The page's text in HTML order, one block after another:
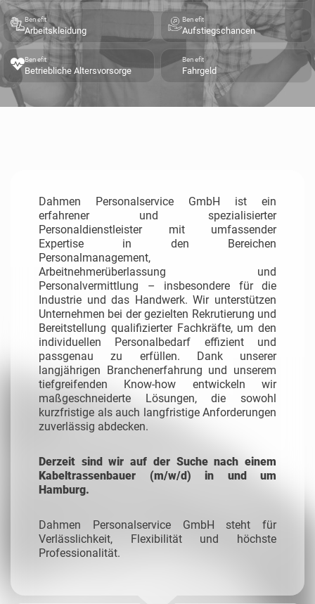
Benefit
Arbeitskleidung
Benefit
Aufstiegschancen
Benefit
Betriebliche Altersvorsorge
Benefit
Fahrgeld
Dahmen Personalservice GmbH ist ein
erfahrener und spezialisierter
Personaldienstleister mit umfassender
Expertise in den Bereichen
Personalmanagement,
Arbeitnehmerüberlassung und
Personalvermittlung – insbesondere für die
Industrie und das Handwerk.Wir unterstützen
Unternehmen bei der gezielten Rekrutierung und
Bereitstellung qualifizierter Fachkräfte, um den
individuellen Personalbedarf effizient und
passgenau zu erfüllen. Dank unserer
langjährigen Branchenerfahrung und unserem
tiefgreifenden Know-how entwickeln wir
maßgeschneiderte Lösungen, die sowohl
kurzfristige als auch langfristige Anforderungen
zuverlässig abdecken.
Derzeit sind wir auf der Suche nach einem
Kabeltrassenbauer (m/w/d) in und um
Hamburg.
Dahmen Personalservice GmbH steht für
Verlässlichkeit, Flexibilität und höchste
Professionalität.